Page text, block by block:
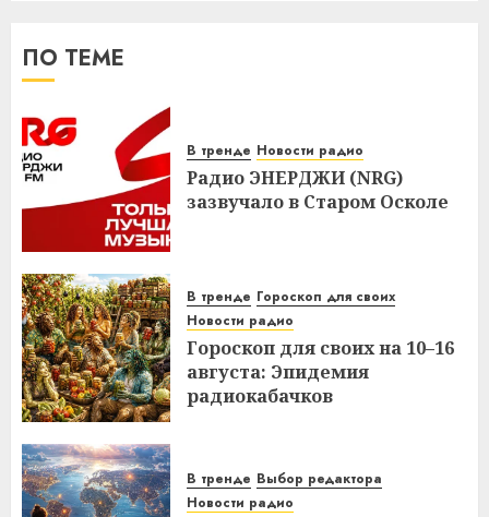
ПО ТЕМЕ
В тренде Новости радио
Радио ЭНЕРДЖИ (NRG)
зазвучало в Старом Осколе
В тренде Гороскоп для своих
Новости радио
Гороскоп для своих на 10–16
августа: Эпидемия
радиокабачков
В тренде Выбор редактора
Новости радио